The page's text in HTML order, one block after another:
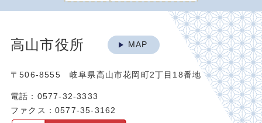
高山市役所 MAP
〒506-8555 岐阜県高山市花岡町2丁目18番地
電話：0577-32-3333
ファクス：0577-35-3162